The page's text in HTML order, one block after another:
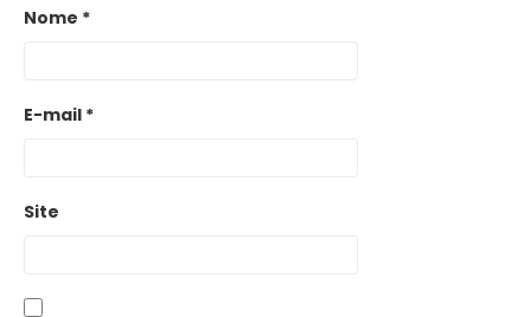
Nome *
E-mail *
Site